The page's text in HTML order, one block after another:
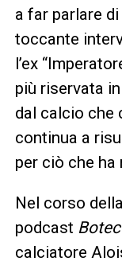
a far parlare
toccante
l’ex
più riservata
dal calcio che
continua a
per ciò che ha
Nel corso
podcast
calciatore